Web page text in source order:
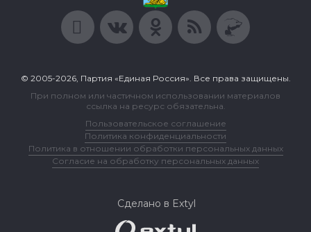
© 2005-2026, Партия «Единая Россия». Все права защищены.
При полном или частичном использовании материалов
ссылка на ресурс обязательна.
Пользовательское соглашение
Политика конфиденциальности
Политика в отношении обработки персональных данных
Согласие на обработку персональных данных
Сделано в Extyl